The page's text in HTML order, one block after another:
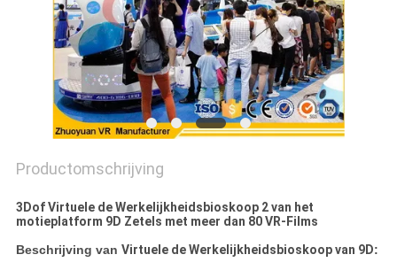
Productomschrijving
3Dof Virtuele de Werkelijkheidsbioskoop 2 van het
motieplatform 9D Zetels met meer dan 80 VR-Films
Beschrijving van Virtuele de Werkelijkheidsbioskoop van 9D: